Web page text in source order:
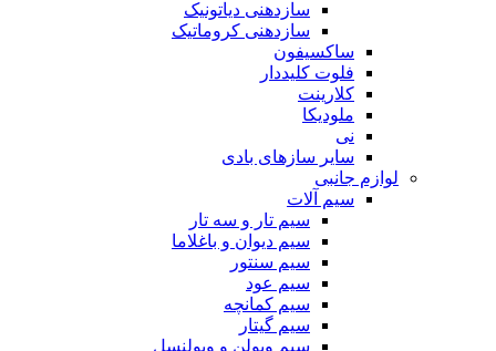
سازدهنی دیاتونیک
سازدهنی کروماتیک
ساکسیفون
فلوت کلیددار
کلارینت
ملودیکا
نی
سایر سازهای بادی
لوازم جانبی
سیم آلات
سیم تار و سه تار
سیم دیوان و باغلاما
سیم سنتور
سیم عود
سیم کمانچه
سیم گیتار
سیم ویولن و ویولنسل